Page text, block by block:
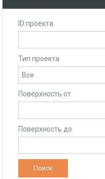
ID проекта
Тип проекта
Поверхность от
Поверхность до